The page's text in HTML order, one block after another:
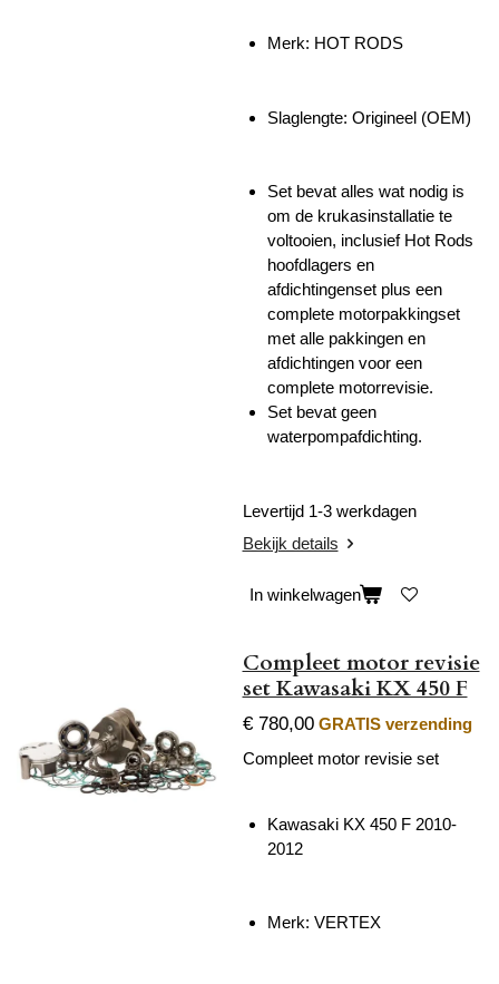
Merk: HOT RODS
Slaglengte: Origineel (OEM)
Set bevat alles wat nodig is
om de krukasinstallatie te
voltooien, inclusief Hot Rods
hoofdlagers en
afdichtingenset plus een
complete motorpakkingset
met alle pakkingen en
afdichtingen voor een
complete motorrevisie.
Set bevat geen
waterpompafdichting.
Levertijd 1-3 werkdagen
Bekijk details
In winkelwagen
Compleet motor revisie
set Kawasaki KX 450 F
€ 780,00 GRATIS verzending
Compleet motor revisie set
Kawasaki KX 450 F 2010-
2012
Merk: VERTEX